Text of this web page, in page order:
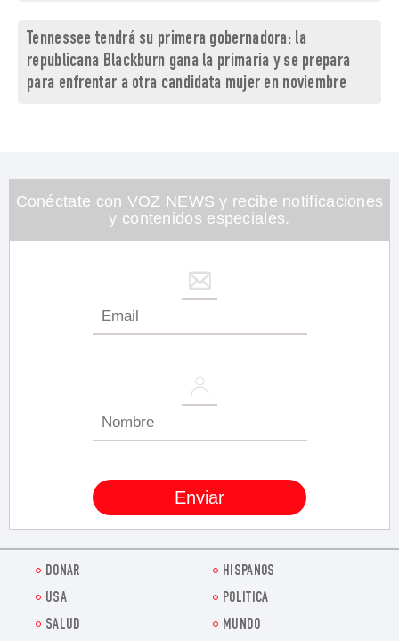
Tennessee tendrá su primera gobernadora: la
republicana Blackburn gana la primaria y se prepara
para enfrentar a otra candidata mujer en noviembre
Conéctate con VOZ NEWS y recibe notificaciones
y contenidos especiales.
DONAR
HISPANOS
USA
POLITICA
SALUD
MUNDO